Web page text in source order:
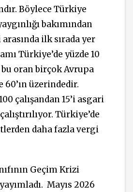
Böylece Türkiye
bakımından
ilk sırada yer
Türkiye’de yüzde 10
oran birçok Avrupa
60’ın üzerindedir.
çalışandan 15’i asgari
Türkiye’de
daha fazla vergi
Geçim Krizi
Mayıs 2026